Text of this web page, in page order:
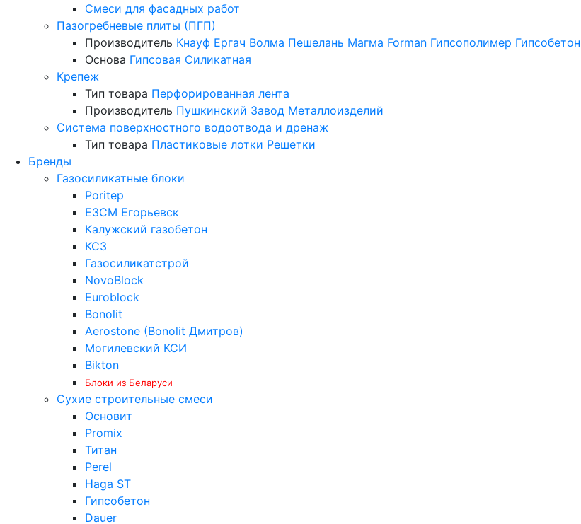
Смеси для фасадных работ
Пазогребневые плиты (ПГП)
Производитель Кнауф Ергач Волма Пешелань Магма Forman Гипсополимер Гипсобетон
Основа Гипсовая Силикатная
Крепеж
Тип товара Перфорированная лента
Производитель Пушкинский Завод Металлоизделий
Система поверхностного водоотвода и дренаж
Тип товара Пластиковые лотки Решетки
Бренды
Газосиликатные блоки
Poritep
ЕЗСМ Егорьевск
Калужский газобетон
КСЗ
Газосиликатстрой
NovoBlock
Euroblock
Bonolit
Aerostone (Bonolit Дмитров)
Могилевский КСИ
Bikton
Блоки из Беларуси
Сухие строительные смеси
Основит
Promix
Титан
Perel
Haga ST
Гипсобетон
Dauer